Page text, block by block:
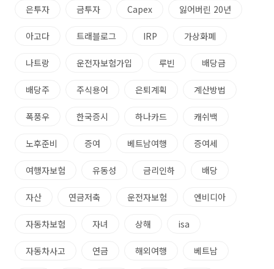
은투자 금투자 Capex 잃어버린 20년
아고다 트래블로그 IRP 가상화폐
나트랑 운전자보험가입 루빈 배당금
배당주 주식용어 은퇴계획 계산방법
폭풍우 한국증시 하나카드 캐쉬백
노후준비 증여 베트남여행 증여세
여행자보험 유동성 금리인하 배당
자산 연금저축 운전자보험 엔비디아
자동차보험 자녀 상해 isa
자동차사고 연금 해외여행 베트남